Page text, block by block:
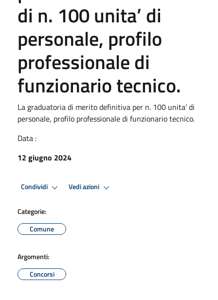
di n. 100 unita’ di
personale, profilo
professionale di
funzionario tecnico.
La graduatoria di merito definitiva per n. 100 unita’ di
personale, profilo professionale di funzionario tecnico.
Data :
12 giugno 2024
Condividi Vedi azioni
Categorie:
Comune
Argomenti:
Concorsi